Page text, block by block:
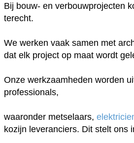
Bij bouw- en verbouwprojecten
terecht.
We werken vaak samen met
dat elk project op maat wordt
Onze werkzaamheden worden
professionals,
waaronder metselaars,
kozijn leveranciers. Dit stelt ons